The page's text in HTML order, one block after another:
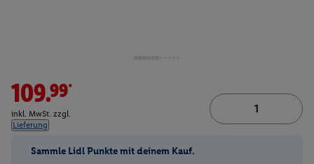
109.99*
inkl. MwSt. zzgl.
Lieferung
Sammle Lidl Punkte mit deinem Kauf.